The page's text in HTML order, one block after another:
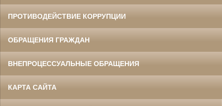
ПРОТИВОДЕЙСТВИЕ КОРРУПЦИИ
ОБРАЩЕНИЯ ГРАЖДАН
ВНЕПРОЦЕССУАЛЬНЫЕ ОБРАЩЕНИЯ
КАРТА САЙТА